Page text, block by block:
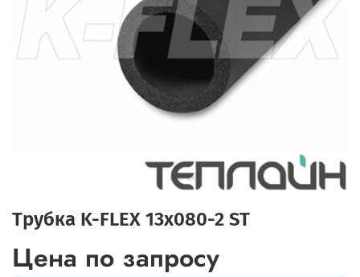
Трубка K-FLEX 13x080-2 ST
Цена по запросу